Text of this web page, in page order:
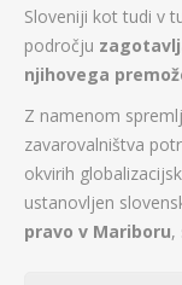
Sloveniji kot tudi v
področju
njihovega
Z namenom
zavarovalništva
okvirih
ustanovljen
pravo v Mariboru,